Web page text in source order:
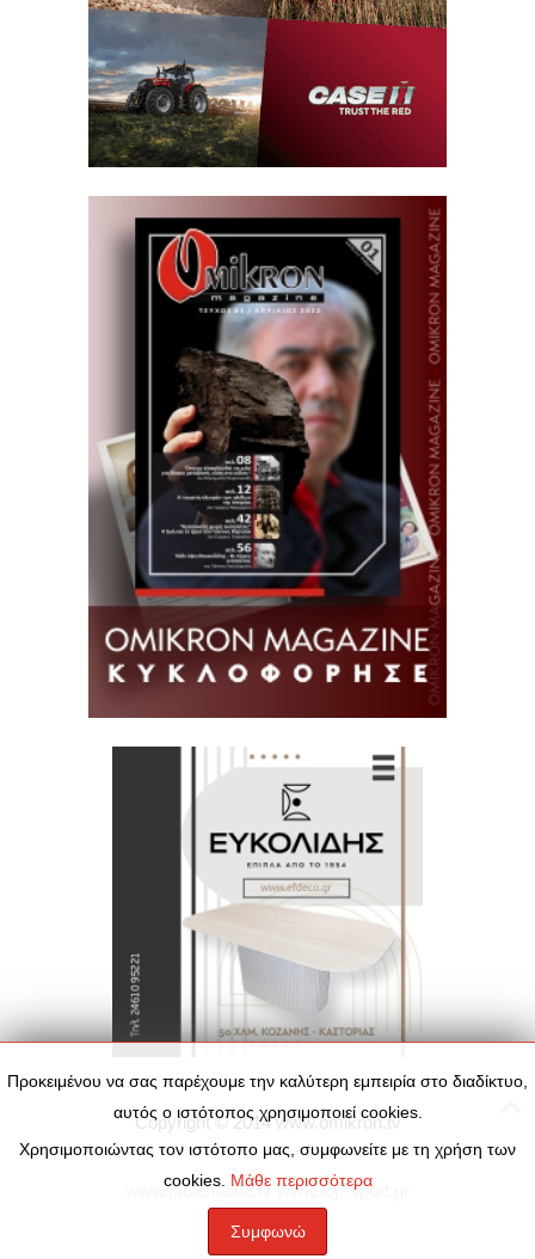
Προκειμένου να σας παρέχουμε την καλύτερη εμπειρία στο διαδίκτυο,
αυτός ο ιστότοπος χρησιμοποιεί cookies.
Χρησιμοποιώντας τον ιστότοπο μας, συμφωνείτε με τη χρήση των
cookies. Μάθε περισσότερα
Συμφωνώ
Copyright © 2014www.omikron.tv
www.ptolemaida.tv www.top-sport.gr